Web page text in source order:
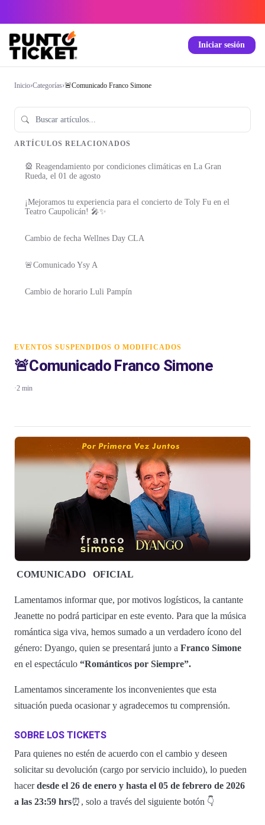
Iniciar sesión
Inicio›Categorías›🚨Comunicado Franco Simone
ARTÍCULOS RELACIONADOS
🎡 Reagendamiento por condiciones climáticas en La Gran
Rueda, el 01 de agosto
¡Mejoramos tu experiencia para el concierto de Toly Fu en el
Teatro Caupolicán! 🎤✨
Cambio de fecha Wellnes Day CLA
🚨Comunicado Ysy A
Cambio de horario Luli Pampín
EVENTOS SUSPENDIDOS O MODIFICADOS
🚨Comunicado Franco Simone
·2 min
COMUNICADO OFICIAL
Lamentamos informar que, por motivos logísticos, la cantante
Jeanette no podrá participar en este evento. Para que la música
romántica siga viva, hemos sumado a un verdadero ícono del
género: Dyango, quien se presentará junto a Franco Simone
en el espectáculo “Románticos por Siempre”.
Lamentamos sinceramente los inconvenientes que esta
situación pueda ocasionar y agradecemos tu comprensión.
SOBRE LOS TICKETS
Para quienes no estén de acuerdo con el cambio y deseen
solicitar su devolución (cargo por servicio incluido), lo pueden
hacerdesde el 26 de enero y hasta el 05 de febrero de 2026
a las 23:59 hrs⏰, solo a través del siguiente botón 👇